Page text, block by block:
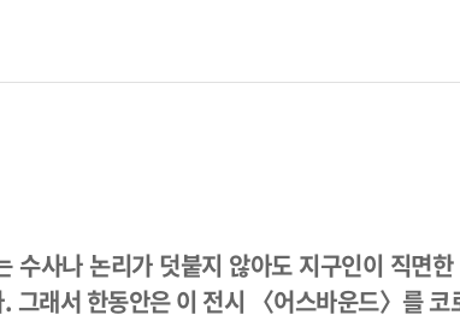
수사나 논리가 덧붙지 않아도 지구인이 직면
그래서 한동안은 이 전시 〈어스바운드〉를